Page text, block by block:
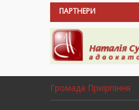
ПАРТНЕРИ
Громада Приірпіння